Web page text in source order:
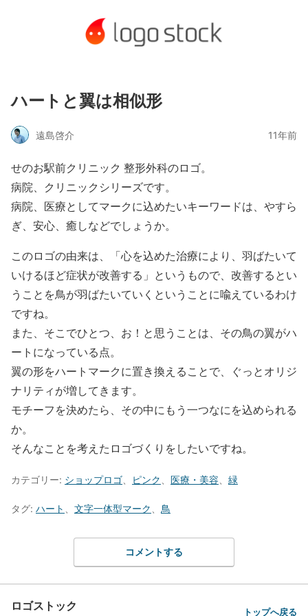
ハートと翼は相似形
遠島啓介 11年前
せのお駅前クリニック 整形外科のロゴ。
病院、クリニックシリーズです。
病院、医療としてマークに込めたいキーワードは、やすら
ぎ、安心、癒しなどでしょうか。
このロゴの由来は、「心を込めた治療により、羽ばたいて
いけるほど症状が改善する」というもので、改善するとい
うことを鳥が羽ばたいていくということに喩えているわけ
ですね。
また、そこでひとつ、お！と思うことは、その鳥の翼がハ
ートになっている点。
翼の形をハートマークに置き換えることで、ぐっとオリジ
ナリティが増してきます。
モチーフを決めたら、その中にもう一つなにを込められる
か。
そんなことを考えたロゴづくりをしたいですね。
カテゴリー: ショップロゴ ピンク 医療・美容 緑
タグ: ハート 文字一体型マーク 鳥
コメントする
ロゴストック トップへ戻る